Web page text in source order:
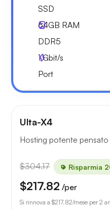
SSD
64GB RAM
DDR5
1Gbit/s
Port
Ulta-X4
Hosting potente
$304.17 Risparmia
$217.82 /per
Si rinnova a $217.82/mese per 2